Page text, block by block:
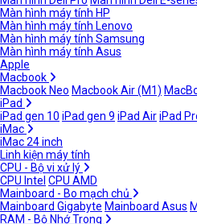
Màn hình máy tính HP
Màn hình máy tính Lenovo
Màn hình máy tính Samsung
Màn hình máy tính Asus
Apple
Macbook
Macbook Neo Macbook Air (M1)
iPad
iPad gen 10 iPad gen 9 iPad AiriPad
iMac
iMac 24 inch
Linh kiện máy tính
CPU - Bộ vi xử lý
CPU Intel CPU AMD
Mainboard - Bo mạch chủ
Mainboard Gigabyte Mainboard Asus
RAM - Bộ Nhớ Trong